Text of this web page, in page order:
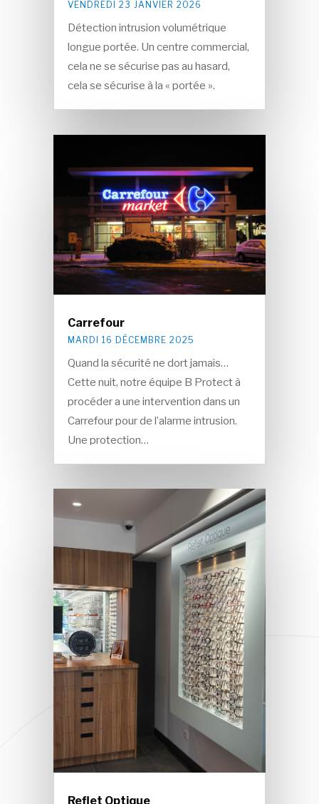
VENDREDI 23 JANVIER 2026
Détection intrusion volumétrique
longue portée. Un centre commercial,
cela ne se sécurise pas au hasard,
cela se sécurise à la « portée ».
Carrefour
MARDI 16 DÉCEMBRE 2025
Quand la sécurité ne dort jamais…
Cette nuit, notre équipe B Protect à
procéder a une intervention dans un
Carrefour pour de l’alarme intrusion.
Une protection…
Reflet Optique